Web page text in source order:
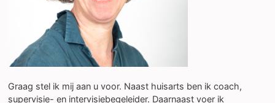
Graag stel ik mij aan u voor. Naast huisarts ben ik coach,
supervisie- en intervisiebegeleider. Daarnaast voer ik